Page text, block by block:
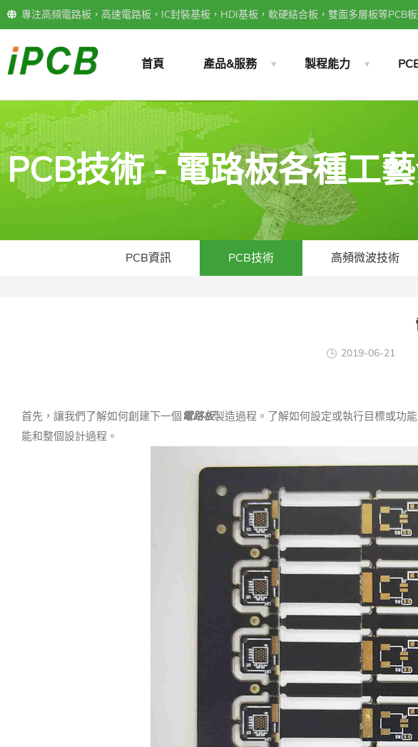
專注高頻電路板，高速電路板，IC封裝基板，HDI基板，軟硬結合板，雙面多層板等PCB
首頁 產品&服務 製程能力
PCB技術 - 電路板各種工
PCB資訊 PCB技術 高頻微波技術
2019-06-21
首先，讓我們了解如何創建下一個 電路板製造過程。 了解如何設定或執行目標或功能
能和整個設計過程。